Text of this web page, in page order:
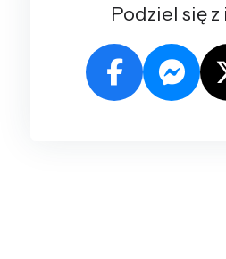
Podziel się